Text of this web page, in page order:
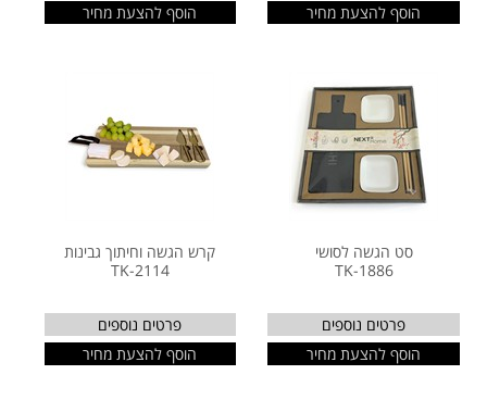
הוסף להצעת מחיר
הוסף להצעת מחיר
סט הגשה לסושי
TK-1886
פרטים נוספים
הוסף להצעת מחיר
קרש הגשה וחיתוך גבינות
TK-2114
פרטים נוספים
הוסף להצעת מחיר